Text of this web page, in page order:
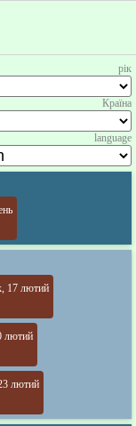
рік
Країна
language
17 лютий
лютий
лютий